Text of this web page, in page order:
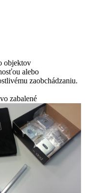
objektov
alebo
zaobchádzaniu.
zabalené